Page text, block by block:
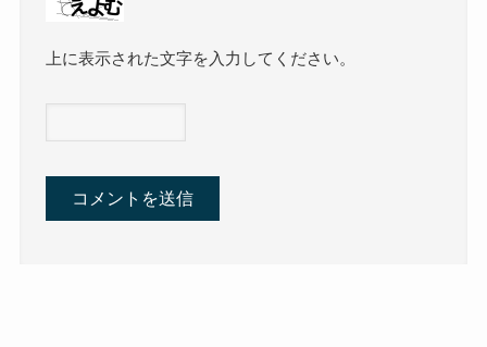
上に表示された文字を入力してください。